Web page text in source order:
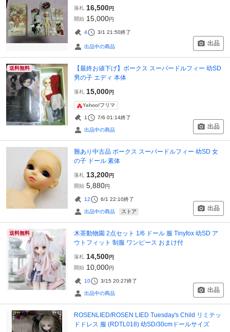
落札 16,500円
開始 15,000円
4 3/1 21:50終了
出品中の商品 出品
送料無料
【最終お値下げ】ボークス スーパードルフィー 幼SD
男の子 エディ 本体
落札 15,000円
Yahoo!フリマ
1 7/6 01:14終了
出品中の商品 出品
難あり中古品 ボークス スーパードルフィー 幼SD 女
の子 ドール 素体
落札 13,200円
開始 5,880円
12 6/1 22:10終了
出品中の商品 ストア 出品
送料無料
木茶動物園 2点セット 1/6 ドール 服 Tinyfox 幼SD ア
ウトフィット 制服 ワンピース おまけ付
落札 14,500円
開始 10,000円
10 3/15 20:27終了
出品中の商品 出品
ROSENLIED/ROSEN LIED Tuesday's Child リミテッ
ドドレス 服 (RDTL018) 幼SD/30cmドールサイズ